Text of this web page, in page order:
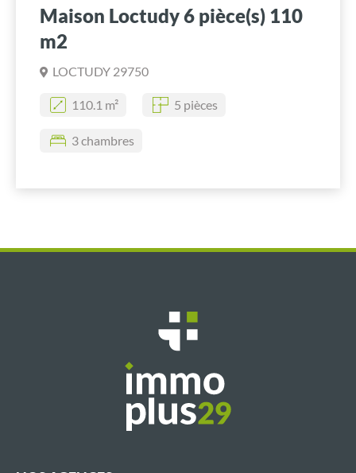
Maison Loctudy 6 pièce(s) 110
m2
LOCTUDY 29750
110.1 m² 5 pièces
3 chambres